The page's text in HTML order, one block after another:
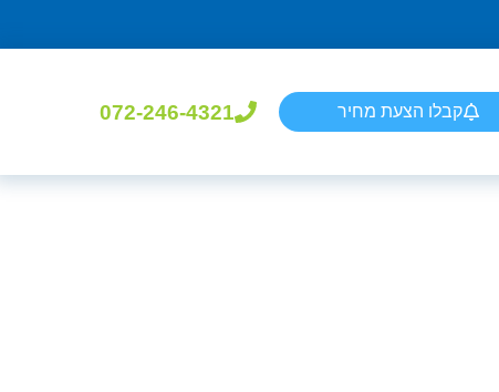
קבלו הצעת מחיר 072-246-4321